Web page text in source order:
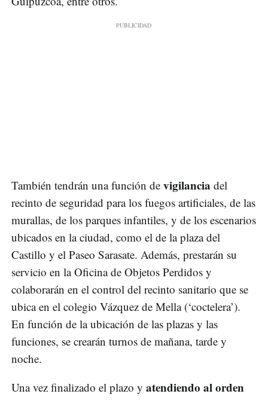
También tendrán una función de vigilancia del
recinto de seguridad para los fuegos artificiales, de las
murallas, de los parques infantiles, y de los escenarios
ubicados en la ciudad, como el de la plaza del
Castillo y el Paseo Sarasate. Además, prestarán su
servicio en la Oficina de Objetos Perdidos y
colaborarán en el control del recinto sanitario que se
ubica en el colegio Vázquez de Mella (‘coctelera’).
En función de la ubicación de las plazas y las
funciones, se crearán turnos de mañana, tarde y
noche.
Una vez finalizado el plazo y atendiendo al orden